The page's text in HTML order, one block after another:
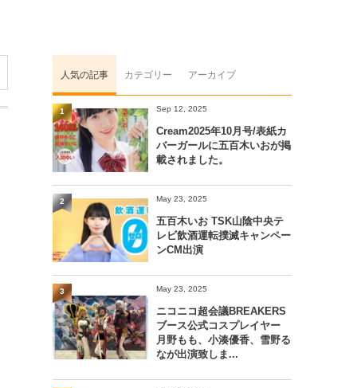
人気の記事 カテゴリー アーカイブ
Sep 12, 2025
Cream2025年10月号/表紙カ
バーガールに五百木いおが掲
載されました。
1
May 23, 2025
五百木いお TSK山陰中央テ
レビ飲酒運転撲滅キャンペー
ンCM出演
2
May 23, 2025
ニコニコ超会議BREAKERS
ブース公式コスプレイヤー
月野もも、小湊優香、雪野る
なが出演致しま...
3